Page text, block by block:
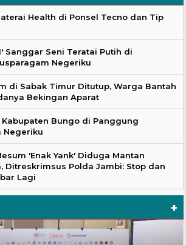
Health di Ponsel Tecno dan Tip
Sanggar Seni Teratai Putih di
Negeriku
di Sabak Timur Ditutup, Warga Bantah
Bekingan Aparat
Kabupaten Bungo di Panggung
Negeriku
'Enak Yank' Diduga Mantan
Ditreskrimsus Polda Jambi: Stop dan
Lagi
+